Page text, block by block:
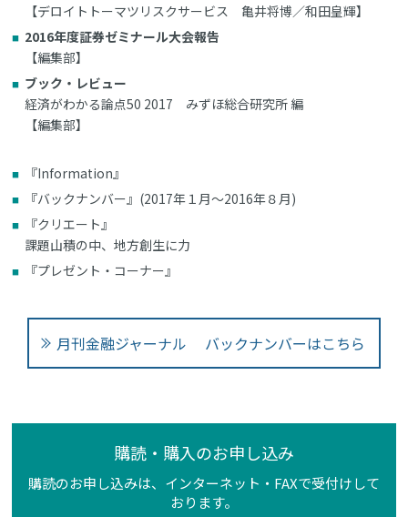
【デロイトトーマツリスクサービス 亀井将博／和田皇輝】
2016年度証券ゼミナール大会報告
【編集部】
ブック・レビュー
経済がわかる論点50 2017 みずほ総合研究所 編
【編集部】
『Information』
『バックナンバー』(2017年１月～2016年８月)
『クリエート』
課題山積の中、地方創生に力
『プレゼント・コーナー』
月刊金融ジャーナル バックナンバーはこちら
購読・購入のお申し込み
購読のお申し込みは、インターネット・FAXで受付けして
おります。